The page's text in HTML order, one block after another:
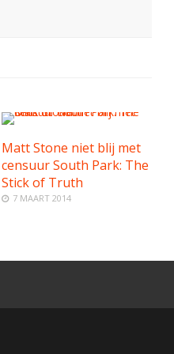
Matt Stone niet blij met
censuur South Park: The
Stick of Truth
7 MAART 2014